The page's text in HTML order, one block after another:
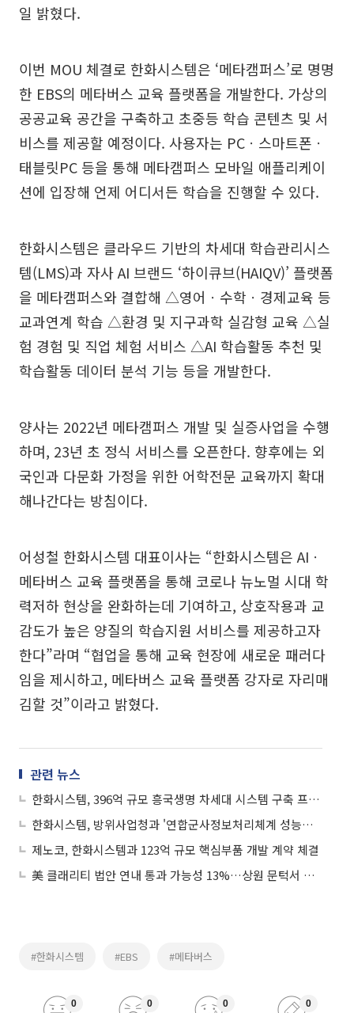
일 밝혔다.
이번 MOU 체결로 한화시스템은 ‘메타캠퍼스’로 명명
한 EBS의 메타버스 교육 플랫폼을 개발한다. 가상의
공공교육 공간을 구축하고 초중등 학습 콘텐츠 및 서
비스를 제공할 예정이다. 사용자는 PCㆍ스마트폰ㆍ
태블릿PC 등을 통해 메타캠퍼스 모바일 애플리케이
션에 입장해 언제 어디서든 학습을 진행할 수 있다.
한화시스템은 클라우드 기반의 차세대 학습관리시스
템(LMS)과 자사 AI 브랜드 ‘하이큐브(HAIQV)’ 플랫폼
을 메타캠퍼스와 결합해 △영어ㆍ수학ㆍ경제교육 등
교과연계 학습 △환경 및 지구과학 실감형 교육 △실
험 경험 및 직업 체험 서비스 △AI 학습활동 추천 및
학습활동 데이터 분석 기능 등을 개발한다.
양사는 2022년 메타캠퍼스 개발 및 실증사업을 수행
하며, 23년 초 정식 서비스를 오픈한다. 향후에는 외
국인과 다문화 가정을 위한 어학전문 교육까지 확대
해나간다는 방침이다.
어성철 한화시스템 대표이사는 “한화시스템은 AIㆍ
메타버스 교육 플랫폼을 통해 코로나 뉴노멀 시대 학
력저하 현상을 완화하는데 기여하고, 상호작용과 교
감도가 높은 양질의 학습지원 서비스를 제공하고자
한다”라며 “협업을 통해 교육 현장에 새로운 패러다
임을 제시하고, 메타버스 교육 플랫폼 강자로 자리매
김할 것”이라고 밝혔다.
관련 뉴스
한화시스템, 396억 규모 흥국생명 차세대 시스템 구축 프로젝트 수주
한화시스템, 방위사업청과 '연합군사정보처리체계 성능개량' 계약 체결
제노코, 한화시스템과 123억 규모 핵심부품 개발 계약 체결
美 클래리티 법안 연내 통과 가능성 13%…상원 문턱서 제동
#한화시스템 #EBS #메타버스
0 0 0 0